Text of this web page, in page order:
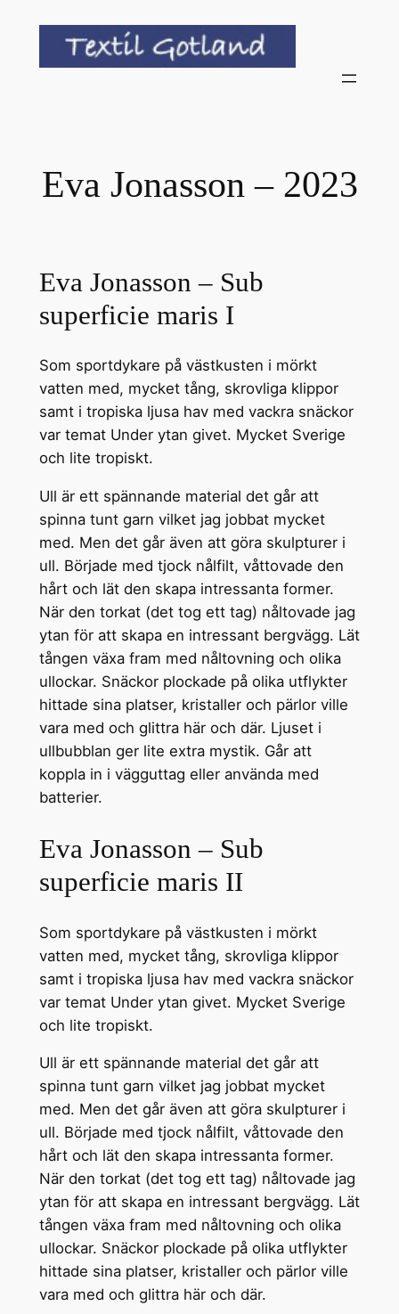
innehåll
Eva Jonasson – 2023
Eva Jonasson – Sub
superficie maris I
Som sportdykare på västkusten i mörkt
vatten med, mycket tång, skrovliga klippor
samt i tropiska ljusa hav med vackra snäckor
var temat Under ytan givet. Mycket Sverige
och lite tropiskt.
Ull är ett spännande material det går att
spinna tunt garn vilket jag jobbat mycket
med. Men det går även att göra skulpturer i
ull. Började med tjock nålfilt, våttovade den
hårt och lät den skapa intressanta former.
När den torkat (det tog ett tag) nåltovade jag
ytan för att skapa en intressant bergvägg. Lät
tången växa fram med nåltovning och olika
ullockar. Snäckor plockade på olika utflykter
hittade sina platser, kristaller och pärlor ville
vara med och glittra här och där. Ljuset i
ullbubblan ger lite extra mystik. Går att
koppla in i vägguttag eller använda med
batterier.
Eva Jonasson – Sub
superficie maris II
Som sportdykare på västkusten i mörkt
vatten med, mycket tång, skrovliga klippor
samt i tropiska ljusa hav med vackra snäckor
var temat Under ytan givet. Mycket Sverige
och lite tropiskt.
Ull är ett spännande material det går att
spinna tunt garn vilket jag jobbat mycket
med. Men det går även att göra skulpturer i
ull. Började med tjock nålfilt, våttovade den
hårt och lät den skapa intressanta former.
När den torkat (det tog ett tag) nåltovade jag
ytan för att skapa en intressant bergvägg. Lät
tången växa fram med nåltovning och olika
ullockar. Snäckor plockade på olika utflykter
hittade sina platser, kristaller och pärlor ville
vara med och glittra här och där.